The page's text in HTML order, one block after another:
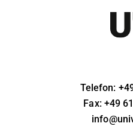
Telefon:
Fax: +49